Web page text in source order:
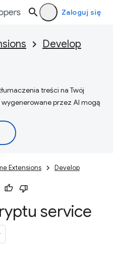
Zaloguj się
Develop
treści na Twój
przez AI mogą
Extensions Develop
service